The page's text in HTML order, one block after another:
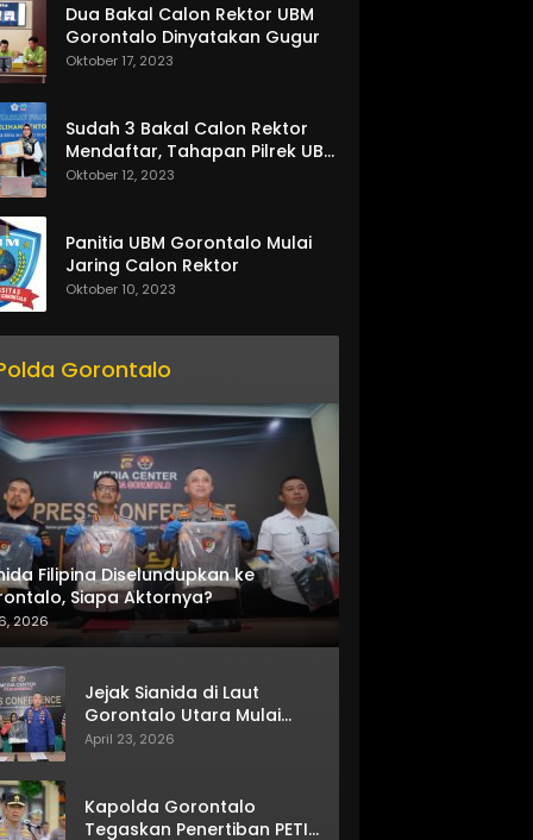
Dua Bakal Calon Rektor UBM
Gorontalo Dinyatakan Gugur
Oktober 17, 2023
Sudah 3 Bakal Calon Rektor
Mendaftar, Tahapan Pilrek UBM
Gorontalo Makin Seru
Oktober 12, 2023
Panitia UBM Gorontalo Mulai
Jaring Calon Rektor
Oktober 10, 2023
Gorontalo
Filipina Diselundupkan ke
Siapa Aktornya?
2026
Jejak Sianida di Laut
Gorontalo Utara Mulai
Terkuak
April 23, 2026
Kapolda Gorontalo
Tegaskan Penertiban PETI